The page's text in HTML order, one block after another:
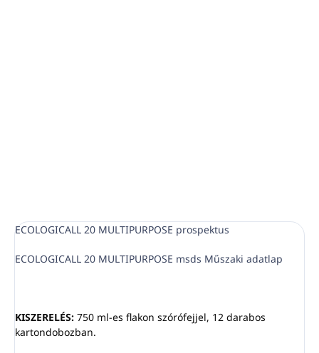
ECOLOGICALL 20 MULTIPURPOSE prospektus
ECOLOGICALL 20 MULTIPURPOSE msds Műszaki adatlap
KISZERELÉS: 750 ml-es flakon szórófejjel, 12 darabos
kartondobozban.